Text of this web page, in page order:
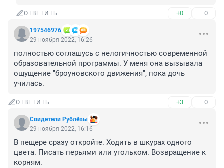
ОТВЕТИТЬ +0 –0
197546976
29 ноября 2022, 16:26
полностью соглашусь с нелогичностью современной
образовательной программы. У меня она вызывала
ощущение "броуновского движения", пока дочь
училась.
ОТВЕТИТЬ +3 –0
Свидетели Рублёвы
29 ноября 2022, 16:16
В пещере сразу откройте. Ходить в шкурах одного
цвета. Писать перьями или угольком. Возвращение к
корням.